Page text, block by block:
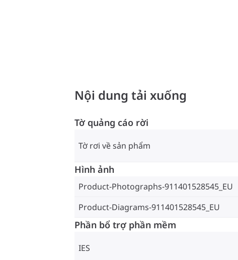
Nội dung tải xuống
Tờ quảng cáo rời
Tờ rơi về sản phẩm
Hình ảnh
Product-Photographs-911401528545_EU
Product-Diagrams-911401528545_EU
Phần bổ trợ phần mềm
IES